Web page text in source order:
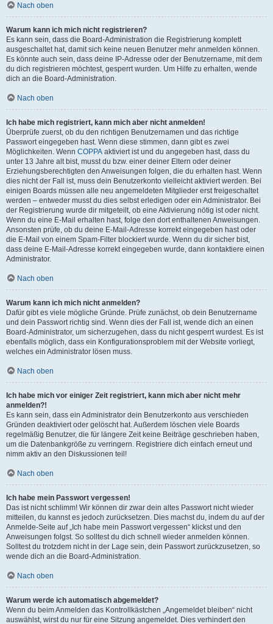
Nach oben
Warum kann ich mich nicht registrieren?
Es kann sein, dass die Board-Administration die Registrierung komplett
ausgeschaltet hat, damit sich keine neuen Benutzer mehr anmelden können.
Es könnte auch sein, dass deine IP-Adresse oder der Benutzername, mit dem
du dich registrieren möchtest, gesperrt wurden. Um Hilfe zu erhalten, wende
dich an die Board-Administration.
Nach oben
Ich habe mich registriert, kann mich aber nicht anmelden!
Überprüfe zuerst, ob du den richtigen Benutzernamen und das richtige
Passwort eingegeben hast. Wenn diese stimmen, dann gibt es zwei
Möglichkeiten. Wenn COPPA aktiviert ist und du angegeben hast, dass du
unter 13 Jahre alt bist, musst du bzw. einer deiner Eltern oder deiner
Erziehungsberechtigten den Anweisungen folgen, die du erhalten hast. Wenn
dies nicht der Fall ist, muss dein Benutzerkonto vielleicht aktiviert werden. Bei
einigen Boards müssen alle neu angemeldeten Mitglieder erst freigeschaltet
werden – entweder musst du dies selbst erledigen oder ein Administrator. Bei
der Registrierung wurde dir mitgeteilt, ob eine Aktivierung nötig ist oder nicht.
Wenn du eine E-Mail erhalten hast, folge den dort enthaltenen Anweisungen.
Ansonsten prüfe, ob du deine E-Mail-Adresse korrekt eingegeben hast oder
die E-Mail von einem Spam-Filter blockiert wurde. Wenn du dir sicher bist,
dass deine E-Mail-Adresse korrekt eingegeben wurde, dann kontaktiere einen
Administrator.
Nach oben
Warum kann ich mich nicht anmelden?
Dafür gibt es viele mögliche Gründe. Prüfe zunächst, ob dein Benutzername
und dein Passwort richtig sind. Wenn dies der Fall ist, wende dich an einen
Board-Administrator, um sicherzugehen, dass du nicht gesperrt wurdest. Es ist
ebenfalls möglich, dass ein Konfigurationsproblem mit der Website vorliegt,
welches ein Administrator lösen muss.
Nach oben
Ich habe mich vor einiger Zeit registriert, kann mich aber nicht mehr
anmelden?!
Es kann sein, dass ein Administrator dein Benutzerkonto aus verschieden
Gründen deaktiviert oder gelöscht hat. Außerdem löschen viele Boards
regelmäßig Benutzer, die für längere Zeit keine Beiträge geschrieben haben,
um die Datenbankgröße zu verringern. Registriere dich einfach erneut und
nimm aktiv an den Diskussionen teil!
Nach oben
Ich habe mein Passwort vergessen!
Das ist nicht schlimm! Wir können dir zwar dein altes Passwort nicht wieder
mitteilen, du kannst es jedoch zurücksetzen. Dies machst du, indem du auf der
Anmelde-Seite auf „Ich habe mein Passwort vergessen“ klickst und den
Anweisungen folgst. So solltest du dich schnell wieder anmelden können.
Solltest du trotzdem nicht in der Lage sein, dein Passwort zurückzusetzen, so
wende dich an die Board-Administration.
Nach oben
Warum werde ich automatisch abgemeldet?
Wenn du beim Anmelden das Kontrollkästchen „Angemeldet bleiben“ nicht
auswählst, wirst du nur für eine Sitzung angemeldet. Dies verhindert den